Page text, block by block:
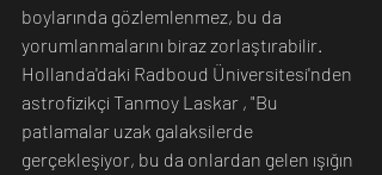
boylarında gözlemlenmez, bu da
yorumlanmalarını biraz zorlaştırabilir.
Hollanda'daki Radboud Üniversitesi'nden
astrofizikçi Tanmoy Laskar , "Bu
patlamalar uzak galaksilerde
gerçekleşiyor, bu da onlardan gelen ışığın